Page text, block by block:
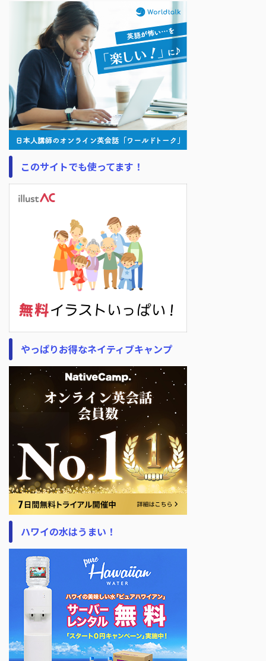
このサイトでも使ってます！
やっぱりお得なネイティブキャンプ
ハワイの水はうまい！